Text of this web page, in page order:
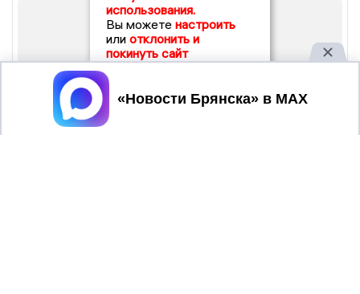
использования.
Вы можете настроить
или отклонить и
покинуть сайт
Принять